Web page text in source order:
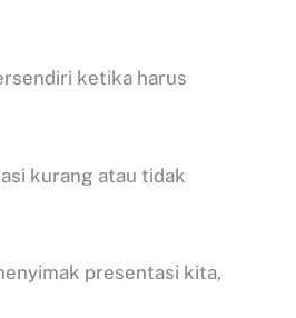
ketika harus
kurang atau tidak
presentasi kita,